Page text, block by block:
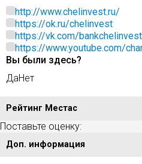
http://www.chelinvest.ru/
https://ok.ru/chelinvest
https://vk.com/bankchelinvest
https://www.youtube.com/
rqvE4A
Вы были здесь?
ДаНет
Рейтинг Местас
Поставьте оценку:
Доп. информация